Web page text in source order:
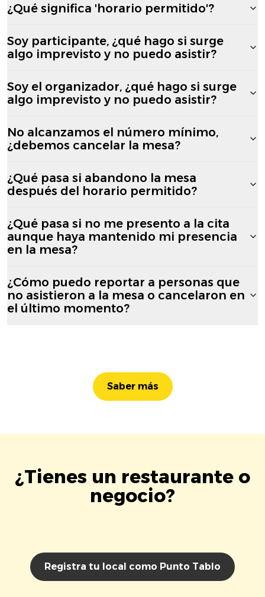
¿Qué significa 'horario permitido'?
Soy participante, ¿qué hago si surge
algo imprevisto y no puedo asistir?
Soy el organizador, ¿qué hago si surge
algo imprevisto y no puedo asistir?
No alcanzamos el número mínimo,
¿debemos cancelar la mesa?
¿Qué pasa si abandono la mesa
después del horario permitido?
¿Qué pasa si no me presento a la cita
aunque haya mantenido mi presencia
en la mesa?
¿Cómo puedo reportar a personas que
no asistieron a la mesa o cancelaron en
el último momento?
Saber más
¿Tienes un restaurante o
negocio?
Registra tu local como Punto Tablo